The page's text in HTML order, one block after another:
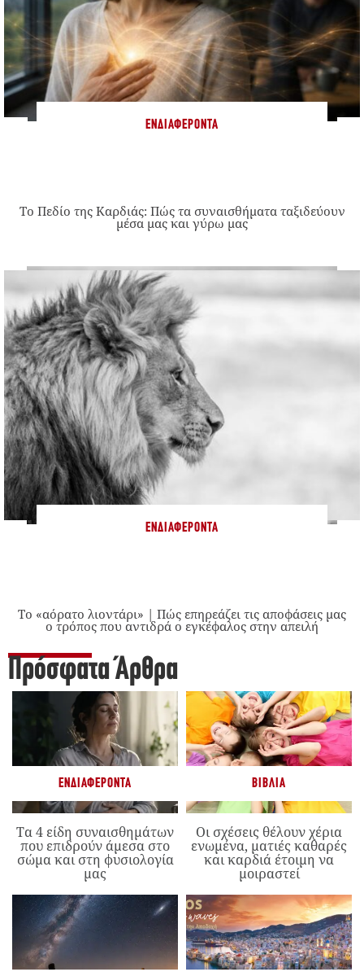
ΕΝΔΙΑΦΈΡΟΝΤΑ
Το Πεδίο της Καρδιάς: Πώς τα συναισθήματα ταξιδεύουν
μέσα μας και γύρω μας
ΕΝΔΙΑΦΈΡΟΝΤΑ
Το «αόρατο λιοντάρι» | Πώς επηρεάζει τις αποφάσεις μας
ο τρόπος που αντιδρά ο εγκέφαλος στην απειλή
Πρόσφατα Άρθρα
ΕΝΔΙΑΦΈΡΟΝΤΑ
Τα 4 είδη συναισθημάτων
που επιδρούν άμεσα στο
σώμα και στη φυσιολογία
μας
ΒΙΒΛΊΑ
Οι σχέσεις θέλουν χέρια
ενωμένα, ματιές καθαρές
και καρδιά έτοιμη να
μοιραστεί